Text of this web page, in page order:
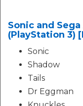
Sonic and
(PlayStation 3)
Sonic
Shadow
Tails
Dr Eggman